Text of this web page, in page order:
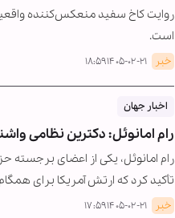
روایت کاخ سفید منعکس‌کننده
است.
خبر ۱۴۰۵-۰۲-۲۱ ۱۸:۵۹
اخبار جهان
رام امانوئل: دکترین نظامی
رام امانوئل، یکی از اعضای برجسته
تأکید کرد که ارتش آمریکا برای
خبر ۱۴۰۵-۰۲-۲۱ ۱۷:۵۹